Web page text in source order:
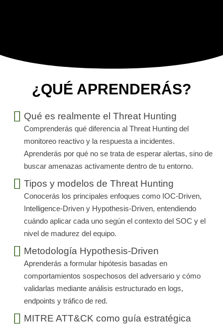
¿QUÉ APRENDERÁS?
Qué es realmente el Threat Hunting
Comprenderás qué diferencia al Threat Hunting del
monitoreo reactivo y la respuesta a incidentes.
Aprenderás por qué no se trata de esperar alertas, sino de
buscar amenazas activamente dentro de tu entorno.
Tipos y modelos de Threat Hunting
Conocerás los principales enfoques como IOC-Driven,
Intelligence-Driven y Hypothesis-Driven, entendiendo
cuándo aplicar cada uno según el contexto del SOC y el
nivel de madurez del equipo.
Metodología Hypothesis-Driven
Aprenderás a formular hipótesis basadas en
comportamientos sospechosos del adversario y cómo
validarlas mediante análisis estructurado en logs,
endpoints y tráfico de red.
MITRE ATT&CK como guía estratégica